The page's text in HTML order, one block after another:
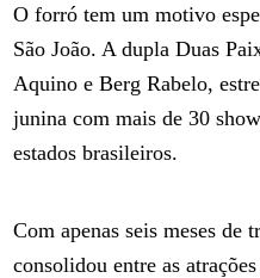
O forró tem um motivo
São João. A dupla Duas
Aquino e Berg Rabelo,
junina com mais de 30
estados brasileiros.
Com apenas seis meses de
consolidou entre as